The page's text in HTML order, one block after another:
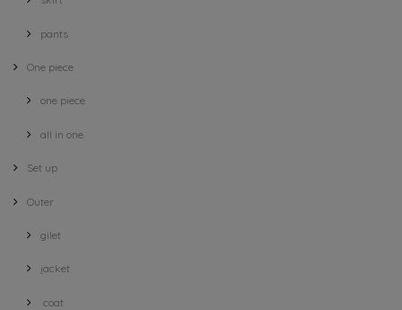
pants
One piece
one piece
all in one
Set up
Outer
gilet
jacket
coat